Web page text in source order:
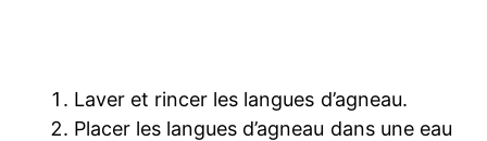
Laver et rincer les langues d’agneau.
Placer les langues d’agneau dans une eau